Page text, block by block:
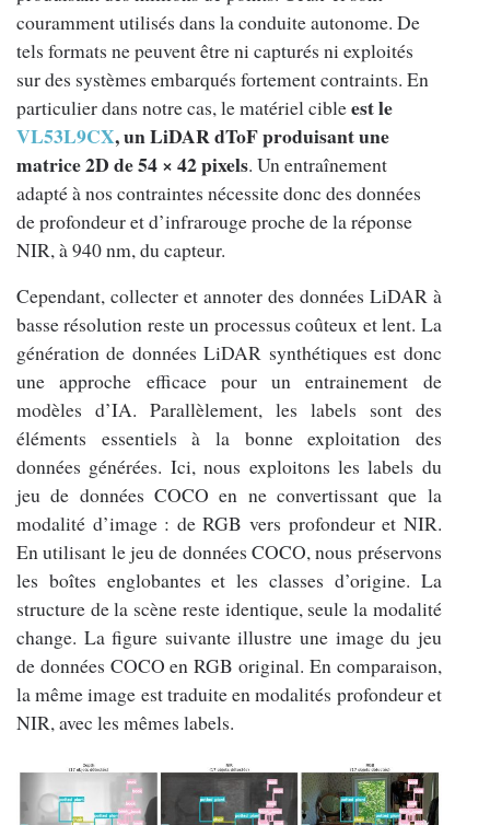
couramment utilisés dans la conduite autonome. De
tels formats ne peuvent être ni capturés ni exploités
sur des systèmes embarqués fortement contraints. En
particulier dans notre cas, le matériel cibleest le
VL53L9CX, un LiDAR dToF produisant une
matrice 2D de 54 × 42 pixels. Un entraînement
adapté à nos contraintes nécessite donc des données
de profondeur et d’infrarouge proche de la réponse
NIR, à 940 nm, du capteur.
Cependant, collecter et annoter des données LiDAR à
basse résolution reste un processus coûteux et lent. La
génération de données LiDAR synthétiques est donc
une approche efficace pour un entrainement de
modèles d’IA. Parallèlement, les labels sont des
éléments essentiels à la bonne exploitation des
données générées. Ici, nous exploitons les labels du
jeu de données COCO en ne convertissant que la
modalité d’image : de RGB vers profondeur et NIR.
En utilisant le jeu de données COCO, nous préservons
les boîtes englobantes et les classes d’origine. La
structure de la scène reste identique, seule la modalité
change. La figure suivante illustre une image du jeu
de données COCO en RGB original. En comparaison,
la même image est traduite en modalités profondeur et
NIR, avec les mêmes labels.